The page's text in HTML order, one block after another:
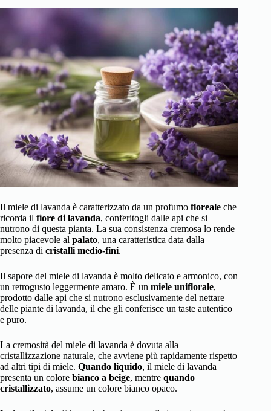
Il miele di lavanda è caratterizzato da un profumo floreale che
ricorda il fiore di lavanda, conferitogli dalle api che si
nutrono di questa pianta. La sua consistenza cremosa lo rende
molto piacevole al palato, una caratteristica data dalla
presenza di cristalli medio-fini.
Il sapore del miele di lavanda è molto delicato e armonico, con
un retrogusto leggermente amaro. È un miele uniflorale,
prodotto dalle api che si nutrono esclusivamente del nettare
delle piante di lavanda, il che gli conferisce un taste autentico
e puro.
La cremosità del miele di lavanda è dovuta alla
cristallizzazione naturale, che avviene più rapidamente rispetto
ad altri tipi di miele. Quando liquido, il miele di lavanda
presenta un colore bianco a beige, mentre quando
cristallizzato, assume un colore bianco opaco.